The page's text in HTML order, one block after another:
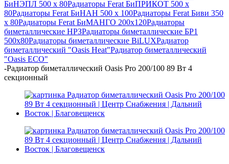
БиНЭПЛ 500 x 80Радиаторы Ferat БиПРИКОТ 500 х
80Радиаторы Ferat БиНАН 500 х 100Радиаторы Ferat Биви 350
х 80Радиаторы Ferat БиМАНГО 200х120Радиаторы
биметаллические НРЗРадиаторы биметаллические БР1
500х80Радиаторы биметаллические BiLUXРадиатор
биметаллический "Oasis Heat"Радиатор биметаллический
"Oasis ECO"
-Радиатор биметаллический Oasis Pro 200/100 89 Вт 4
секционный